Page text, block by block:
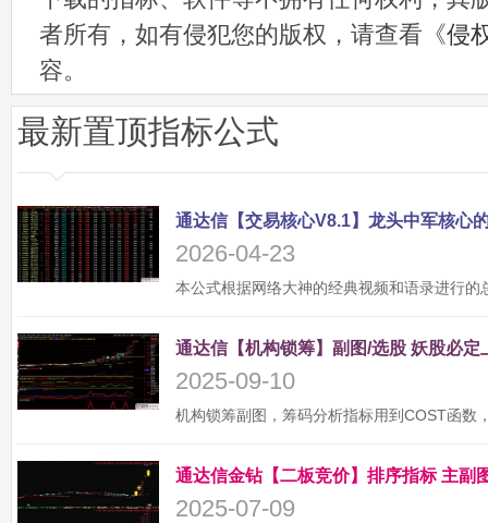
者所有，如有侵犯您的版权，请查看《侵
容。
最新置顶指标公式
2026-04-23
2025-09-10
2025-07-09